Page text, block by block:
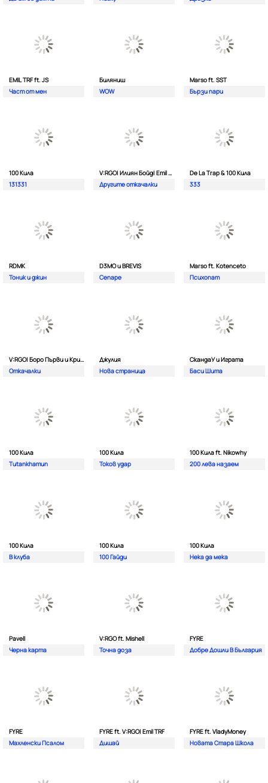
EMIL TRF ft. JS
Част от мен
Биляниш
WOW
Marso ft. SST
Бързи пари
100 Кила
131331
V:RGO| Илиян Бойд| Emil TRF| Dim4oU и Aтанас Колев
Другите откачалки
De La Trap & 100 Кила
333
RDMK
Тоник и джин
D3MO и BREVIS
Сепаре
Marso ft. Kotenceto
Психопат
V:RGO| Боро Първи и Криско
Откачалки
Джулия
Нова страница
СкандаУ и Играта
Баси Шита
100 Кила
Tutankhamun
100 Кила
Токов удар
100 Кила ft. Nikowhy
200 лева назаем
100 Кила
В клуба
100 Кила
100 Гайди
100 Кила
Нека да мека
Pavell
Черна карта
V:RGO ft. Mishell
Точна доза
FYRE
Добре Дошли В България
FYRE
Махленски Псалом
FYRE ft. V:RGO| Emil TRF
Дишай
FYRE ft. VladyMoney
Новата Стара Школа